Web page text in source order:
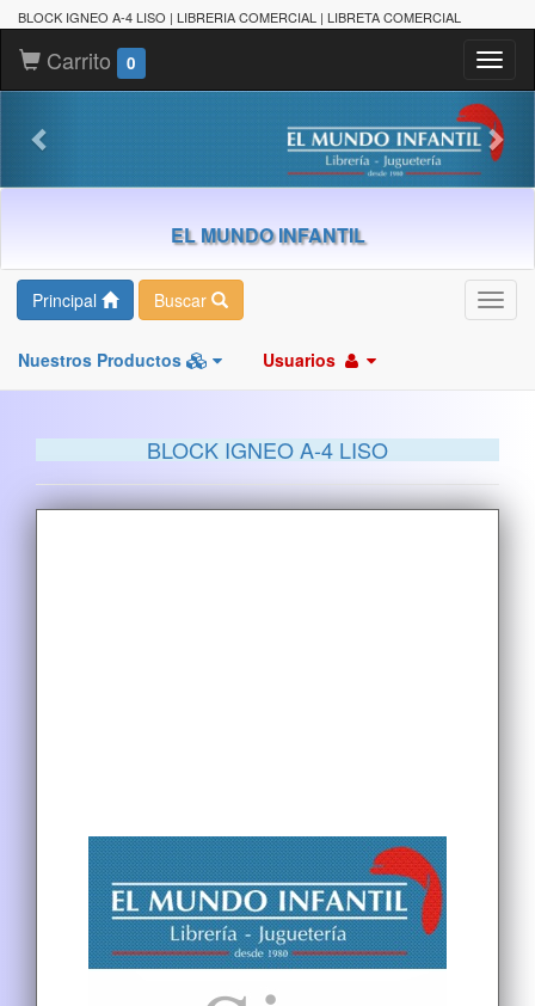
BLOCK IGNEO A-4 LISO | LIBRERIA COMERCIAL | LIBRETA COMERCIAL
Carrito 0
EL MUNDO INFANTIL
Principal Buscar
Nuestros Productos Usuarios
BLOCK IGNEO A-4 LISO